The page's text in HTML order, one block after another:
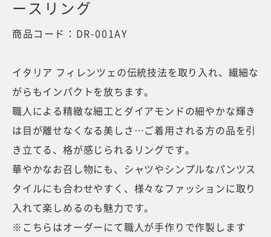
ースリング
商品コード：DR-001AY
イタリア フィレンツェの伝統技法を取り入れ、繊細な
がらもインパクトを放ちます。
職人による精緻な細工とダイアモンドの細やかな輝き
は目が離せなくなる美しさ…ご着用される方の品を引
き立てる、格が感じられるリングです。
華やかなお召し物にも、シャツやシンプルなパンツス
タイルにも合わせやすく、様々なファッションに取り
入れて楽しめるのも魅力です。
※こちらはオーダーにて職人が手作りで作製します